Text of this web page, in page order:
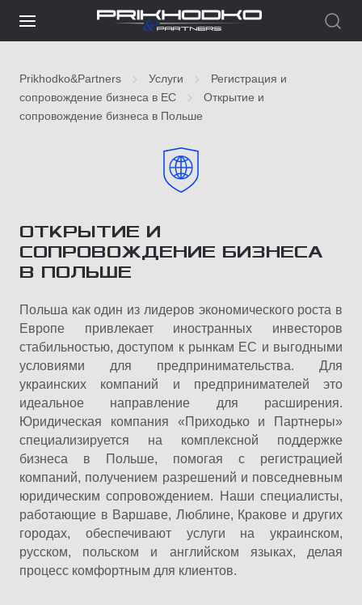
Prikhodko&Partners Услуги
Регистрация и
сопровождение бизнеса в ЕС
Открытие и
сопровождение бизнеса в Польше
ОТКРЫТИЕ И
СОПРОВОЖДЕНИЕ БИЗНЕСА
В ПОЛЬШЕ
Польша как один из лидеров экономического роста в
Европе привлекает иностранных инвесторов
стабильностью, доступом к рынкам ЕС и выгодными
условиями для предпринимательства. Для
украинских компаний и предпринимателей это
идеальное направление для расширения.
Юридическая компания «Приходько и Партнеры»
специализируется на комплексной поддержке
бизнеса в Польше, помогая с регистрацией
компаний, получением разрешений и повседневным
юридическим сопровождением. Наши специалисты,
работающие в Варшаве, Люблине, Кракове и других
городах, обеспечивают услуги на украинском,
русском, польском и английском языках, делая
процесс комфортным для клиентов.